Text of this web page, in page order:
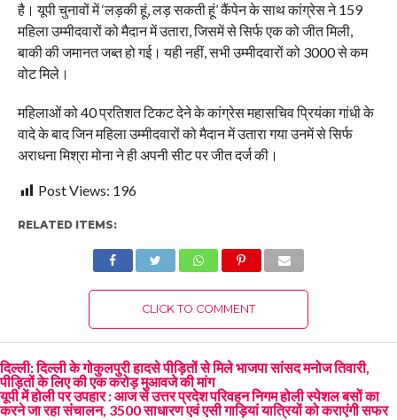
है। यूपी चुनावों में ‘लड़की हूं, लड़ सकती हूं’ कैंपेन के साथ कांग्रेस ने 159
महिला उम्मीदवारों को मैदान में उतारा, जिसमें से सिर्फ एक को जीत मिली,
बाकी की जमानत जब्त हो गई। यही नहीं, सभी उम्मीदवारों को 3000 से कम
वोट मिले।
महिलाओं को 40 प्रतिशत टिकट देने के कांग्रेस महासचिव प्रियंका गांधी के
वादे के बाद जिन महिला उम्मीदवारों को मैदान में उतारा गया उनमें से सिर्फ
अराधना मिश्रा मोना ने ही अपनी सीट पर जीत दर्ज की।
Post Views: 196
RELATED ITEMS:
CLICK TO COMMENT
दिल्ली: दिल्ली के गोकुलपुरी हादसे पीड़ितों से मिले भाजपा सांसद मनोज तिवारी,
पीड़ितों के लिए की एक करोड़ मुआवजे की मांग
यूपी में होली पर उपहार : आज से उत्तर प्रदेश परिवहन निगम होली स्पेशल बसों का
करने जा रहा संचालन, 3500 साधारण एवं एसी गाड़ियां यात्रियों को कराएंगी सफर